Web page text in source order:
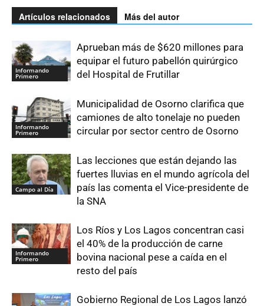
Artículos relacionados Más del autor
Informando
Primero
Aprueban más de $620 millones para
equipar el futuro pabellón quirúrgico
del Hospital de Frutillar
Informando
Primero
Municipalidad de Osorno clarifica que
camiones de alto tonelaje no pueden
circular por sector centro de Osorno
Campo al Día
Las lecciones que están dejando las
fuertes lluvias en el mundo agrícola del
país las comenta el Vice-presidente de
la SNA
Informando
Primero
Los Ríos y Los Lagos concentran casi
el 40% de la producción de carne
bovina nacional pese a caída en el
resto del país
Gobierno Regional de Los Lagos lanzó